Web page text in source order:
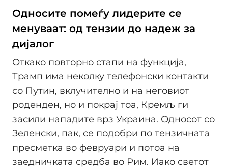
Односите помеѓу лидерите се
менуваат: од тензии до надеж за
дијалог
Откако повторно стапи на функција,
Трамп има неколку телефонски контакти
со Путин, вклучително и на неговиот
роденден, но и покрај тоа, Кремљ ги
засили нападите врз Украина. Односот со
Зеленски, пак, се подобри по тензичната
пресметка во февруари и потоа на
заедничката средба во Рим. Иако светот